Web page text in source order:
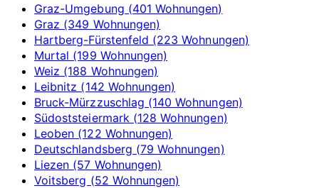
Graz-Umgebung (401 Wohnungen)
Graz (349 Wohnungen)
Hartberg-Fürstenfeld (223 Wohnungen)
Murtal (199 Wohnungen)
Weiz (188 Wohnungen)
Leibnitz (142 Wohnungen)
Bruck-Mürzzuschlag (140 Wohnungen)
Südoststeiermark (128 Wohnungen)
Leoben (122 Wohnungen)
Deutschlandsberg (79 Wohnungen)
Liezen (57 Wohnungen)
Voitsberg (52 Wohnungen)